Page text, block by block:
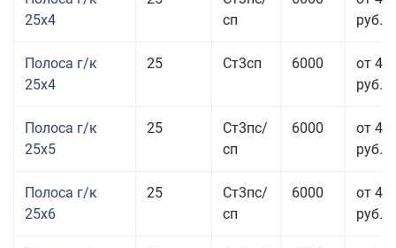
25x4
сп
руб.
Полоса г/к
25x4
25 Ст3сп 6000
от 43
руб.
Полоса г/к
25x5
25
Ст3пс/
сп
6000
от 42
руб.
Полоса г/к
25x6
25
Ст3пс/
сп
6000
от 44
руб.